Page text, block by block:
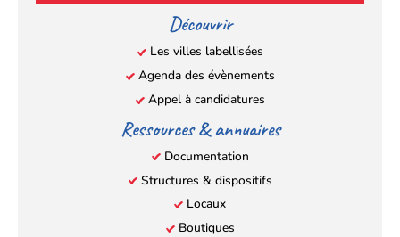
nouvel
onglet)
nouvel
onglet)
nouvel
onglet)
nouvel
onglet)
Découvrir
Les villes labellisées
Agenda des évènements
Appel à candidatures
Ressources & annuaires
Documentation
Structures & dispositifs
Locaux
Boutiques